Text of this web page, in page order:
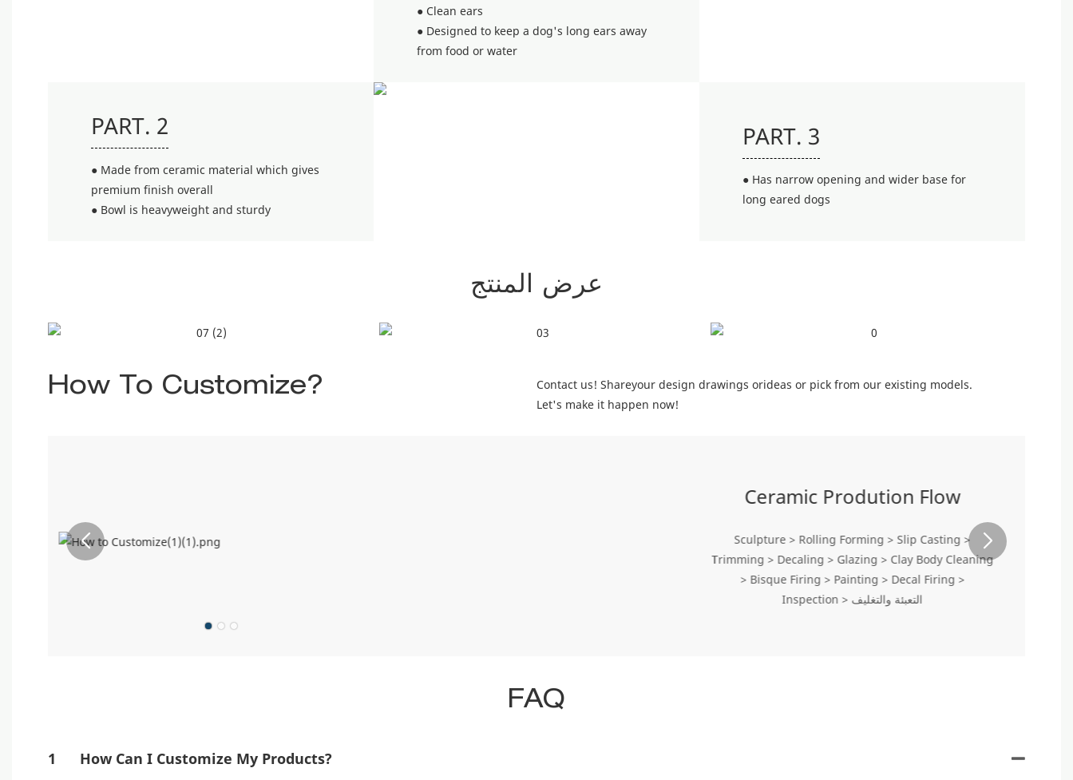
● Clean ears
● Designed to keep a dog's long ears away
from food or water
PART. 2
● Made from ceramic material which gives
premium finish overall
● Bowl is heavyweight and sturdy
PART. 3
● Has narrow opening and wider base for
long eared dogs
عرض المنتج
How To Customize?
Contact us! Shareyour design drawings orideas or pick from our existing models.
Let's make it happen now!
Ceramic Prodution Flow
Sculpture > Rolling Forming > Slip Casting >
Trimming > Decaling > Glazing > Clay Body Cleaning
> Bisque Firing > Painting > Decal Firing >
Inspection > التعبئة والتغليف
FAQ
1 How Can I Customize My Products?